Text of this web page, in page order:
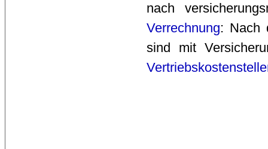
nach
Verrechnung: Nach
sind mit